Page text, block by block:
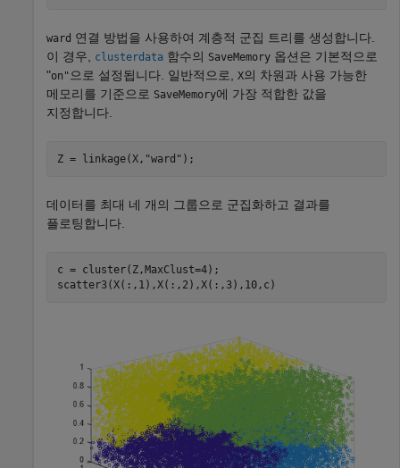
ward 연결 방법을 사용하여 계층적 군집 트리를 생성합니다.
이 경우, clusterdata 함수의 SaveMemory 옵션은 기본적으로
"on"으로 설정됩니다. 일반적으로, X의 차원과 사용 가능한
메모리를 기준으로 SaveMemory에 가장 적합한 값을
지정합니다.
Z = linkage(X, "ward" );
데이터를 최대 네 개의 그룹으로 군집화하고 결과를
플로팅합니다.
c = cluster(Z,MaxClust=4);
scatter3(X(:,1),X(:,2),X(:,3),10,c)